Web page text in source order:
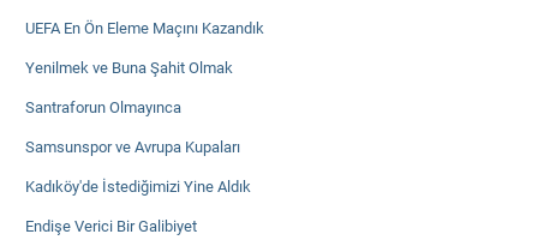
UEFA En Ön Eleme Maçını Kazandık
Yenilmek ve Buna Şahit Olmak
Santraforun Olmayınca
Samsunspor ve Avrupa Kupaları
Kadıköy'de İstediğimizi Yine Aldık
Endişe Verici Bir Galibiyet